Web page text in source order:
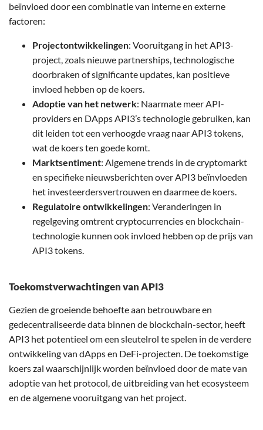
beïnvloed door een combinatie van interne en externe
factoren:
Projectontwikkelingen: Vooruitgang in het API3-
project, zoals nieuwe partnerships, technologische
doorbraken of significante updates, kan positieve
invloed hebben op de koers.
Adoptie van het netwerk: Naarmate meer API-
providers en DApps API3’s technologie gebruiken, kan
dit leiden tot een verhoogde vraag naar API3 tokens,
wat de koers ten goede komt.
Marktsentiment: Algemene trends in de cryptomarkt
en specifieke nieuwsberichten over API3 beïnvloeden
het investeerdersvertrouwen en daarmee de koers.
Regulatoire ontwikkelingen: Veranderingen in
regelgeving omtrent cryptocurrencies en blockchain-
technologie kunnen ook invloed hebben op de prijs van
API3 tokens.
Toekomstverwachtingen van API3
Gezien de groeiende behoefte aan betrouwbare en
gedecentraliseerde data binnen de blockchain-sector, heeft
API3 het potentieel om een sleutelrol te spelen in de verdere
ontwikkeling van dApps en DeFi-projecten. De toekomstige
koers zal waarschijnlijk worden beïnvloed door de mate van
adoptie van het protocol, de uitbreiding van het ecosysteem
en de algemene vooruitgang van het project.